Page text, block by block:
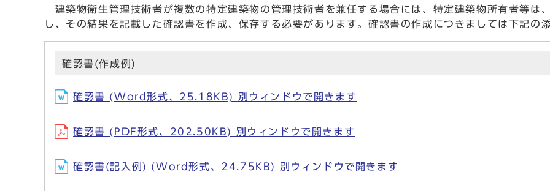
建築物衛生管理技術者が複数の特定建築物の管理技術者を兼任する場合には、特定建築物所有者等は
し、その結果を記載した確認書を作成、保存する必要があります。確認書の作成につきましては下記
確認書(作成例)
確認書 (Word形式、25.18KB) 別ウィンドウで開きます
確認書 (PDF形式、202.50KB) 別ウィンドウで開きます
確認書(記入例) (Word形式、24.75KB) 別ウィンドウで開きます